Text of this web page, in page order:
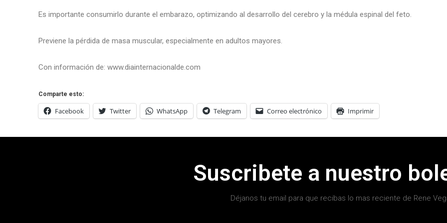
Es importante consumirlo durante el embarazo, optimizando al desarrollo del cerebro y la médula espinal del feto.
Previene la pérdida de masa muscular, especialmente en adultos mayores.
Con información de: www.diainternacionalde.com
Comparte esto:
Facebook Twitter WhatsApp Telegram Correo electrónico Imprimir
Suscribete a nuestro
Déjanos tu email para que recibas lo mas reciente de Rene